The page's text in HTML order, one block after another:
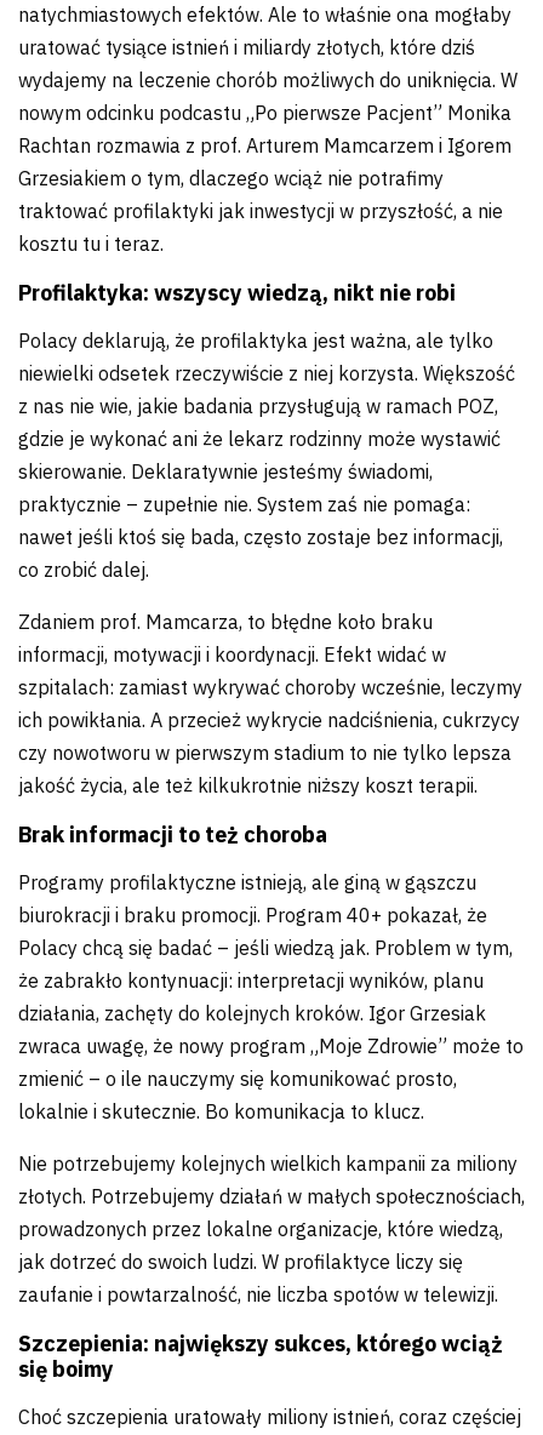
natychmiastowych efektów. Ale to właśnie ona mogłaby
uratować tysiące istnień i miliardy złotych, które dziś
wydajemy na leczenie chorób możliwych do uniknięcia. W
nowym odcinku podcastu „Po pierwsze Pacjent” Monika
Rachtan rozmawia z prof. Arturem Mamcarzem i Igorem
Grzesiakiem o tym, dlaczego wciąż nie potrafimy
traktować profilaktyki jak inwestycji w przyszłość, a nie
kosztu tu i teraz.
Profilaktyka: wszyscy wiedzą, nikt nie robi
Polacy deklarują, że profilaktyka jest ważna, ale tylko
niewielki odsetek rzeczywiście z niej korzysta. Większość
z nas nie wie, jakie badania przysługują w ramach POZ,
gdzie je wykonać ani że lekarz rodzinny może wystawić
skierowanie. Deklaratywnie jesteśmy świadomi,
praktycznie – zupełnie nie. System zaś nie pomaga:
nawet jeśli ktoś się bada, często zostaje bez informacji,
co zrobić dalej.
Zdaniem prof. Mamcarza, to błędne koło braku
informacji, motywacji i koordynacji. Efekt widać w
szpitalach: zamiast wykrywać choroby wcześnie, leczymy
ich powikłania. A przecież wykrycie nadciśnienia, cukrzycy
czy nowotworu w pierwszym stadium to nie tylko lepsza
jakość życia, ale też kilkukrotnie niższy koszt terapii.
Brak informacji to też choroba
Programy profilaktyczne istnieją, ale giną w gąszczu
biurokracji i braku promocji. Program 40+ pokazał, że
Polacy chcą się badać – jeśli wiedzą jak. Problem w tym,
że zabrakło kontynuacji: interpretacji wyników, planu
działania, zachęty do kolejnych kroków. Igor Grzesiak
zwraca uwagę, że nowy program „Moje Zdrowie” może to
zmienić – o ile nauczymy się komunikować prosto,
lokalnie i skutecznie. Bo komunikacja to klucz.
Nie potrzebujemy kolejnych wielkich kampanii za miliony
złotych. Potrzebujemy działań w małych społecznościach,
prowadzonych przez lokalne organizacje, które wiedzą,
jak dotrzeć do swoich ludzi. W profilaktyce liczy się
zaufanie i powtarzalność, nie liczba spotów w telewizji.
Szczepienia: największy sukces, którego wciąż
się boimy
Choć szczepienia uratowały miliony istnień, coraz częściej